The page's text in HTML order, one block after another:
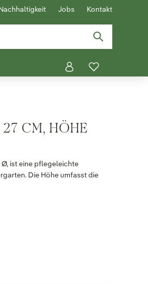
Jobs Kontakt
CM, HÖHE
ist eine pflegeleichte
Die Höhe umfasst die